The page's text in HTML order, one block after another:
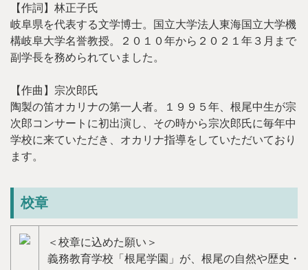
【作詞】林正子氏
岐阜県を代表する文学博士。国立大学法人東海国立大学機
構岐阜大学名誉教授。
２０１０年から２０２１年３月まで
副学長を務められていました。
【作曲】宗次郎氏
陶製の笛オカリナの第一人者。１９９５年、根尾中生が宗
次郎コンサートに初出演し、 その時から宗次郎氏に毎年中
学校に来ていただき、オカリナ指導をしていただいてお り
ます。
校章
＜校章に込めた願い＞
義務教育学校「根尾学園」が、根尾の自然や歴史